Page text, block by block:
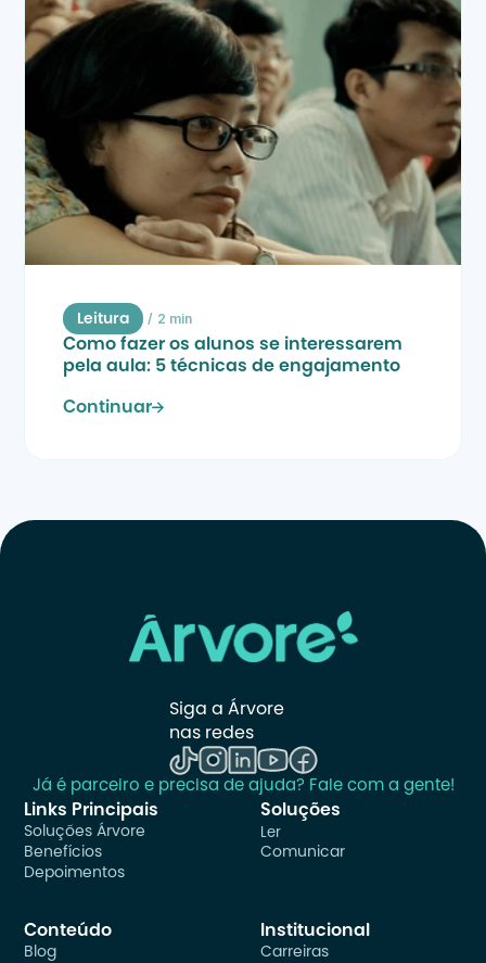
Leitura / 2 min
Como fazer os alunos se interessarem
pela aula: 5 técnicas de engajamento
Continuar
Siga a Árvore
nas redes
Já é parceiro e precisa de ajuda? Fale com a gente!
Links Principais
Soluções Árvore
Benefícios
Depoimentos
Soluções
Ler
Comunicar
Conteúdo
Blog
Institucional
Carreiras